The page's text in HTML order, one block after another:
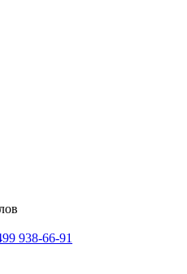
938-66-91